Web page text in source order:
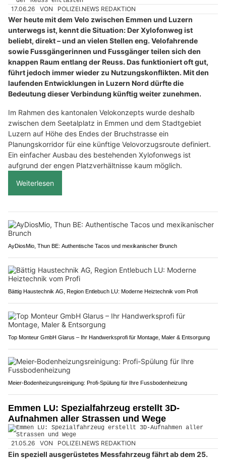
17.06.26 VON POLIZEI.NEWS REDAKTION
Wer heute mit dem Velo zwischen Emmen und Luzern
unterwegs ist, kennt die Situation: Der Xylofonweg ist
beliebt, direkt – und an vielen Stellen eng. Velofahrende
sowie Fussgängerinnen und Fussgänger teilen sich den
knappen Raum entlang der Reuss. Das funktioniert oft gut,
führt jedoch immer wieder zu Nutzungskonflikten. Mit den
laufenden Entwicklungen in Luzern Nord dürfte die
Bedeutung dieser Verbindung künftig weiter zunehmen.
Im Rahmen des kantonalen Velokonzepts wurde deshalb
zwischen dem Seetalplatz in Emmen und dem Stadtgebiet
Luzern auf Höhe des Endes der Bruchstrasse ein
Planungskorridor für eine künftige Velovorzugsroute definiert.
Ein einfacher Ausbau des bestehenden Xylofonwegs ist
aufgrund der engen Platzverhältnisse kaum möglich.
Weiterlesen
AyDiosMio, Thun BE: Authentische Tacos und mexikanischer Brunch
Bättig Haustechnik AG, Region Entlebuch LU: Moderne Heiztechnik vom Profi
Top Monteur GmbH Glarus – Ihr Handwerksprofi für Montage, Maler & Entsorgung
Meier-Bodenheizungsreinigung: Profi-Spülung für Ihre Fussbodenheizung
Emmen LU: Spezialfahrzeug erstellt 3D-
Aufnahmen aller Strassen und Wege
21.05.26 VON POLIZEI.NEWS REDAKTION
Ein speziell ausgerüstetes Messfahrzeug fährt ab dem 25.